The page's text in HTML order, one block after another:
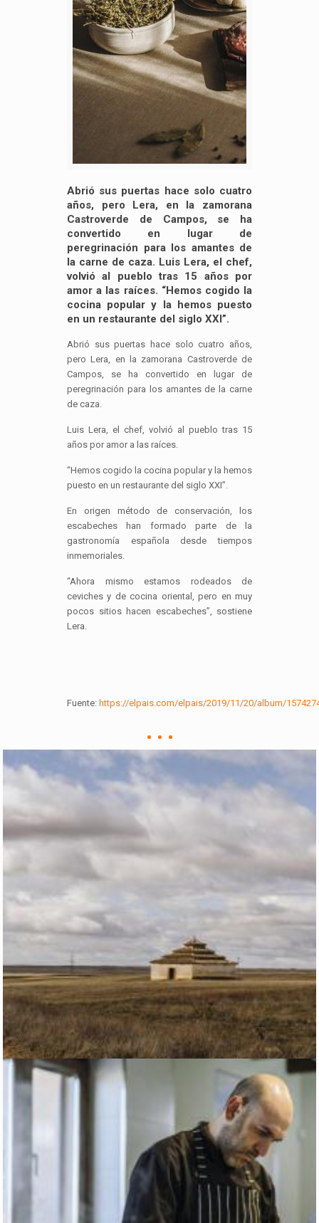
Abrió sus puertas hace solo cuatro
años, pero Lera, en la zamorana
Castroverde de Campos, se ha
convertido en lugar de
peregrinación para los amantes de
la carne de caza. Luis Lera, el chef,
volvió al pueblo tras 15 años por
amor a las raíces. “Hemos cogido la
cocina popular y la hemos puesto
en un restaurante del siglo XXI”.
Abrió sus puertas hace solo cuatro años,
pero Lera, en la zamorana Castroverde de
Campos, se ha convertido en lugar de
peregrinación para los amantes de la carne
de caza.
Luis Lera, el chef, volvió al pueblo tras 15
años por amor a las raíces.
“Hemos cogido la cocina popular y la hemos
puesto en un restaurante del siglo XXI”.
En origen método de conservación, los
escabeches han formado parte de la
gastronomía española desde tiempos
inmemoriales.
“Ahora mismo estamos rodeados de
ceviches y de cocina oriental, pero en muy
pocos sitios hacen escabeches”, sostiene
Lera.
Fuente: https://elpais.com/elpais/2019/11/20/album/